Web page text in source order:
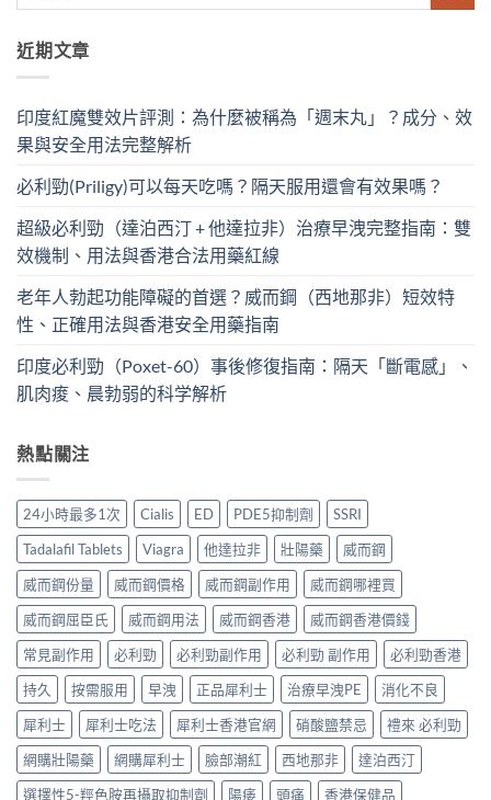
近期文章
印度紅魔雙效片評測：為什麼被稱為「週末丸」？成分、效
果與安全用法完整解析
必利勁(Priligy)可以每天吃嗎？隔天服用還會有效果嗎？
超級必利勁（達泊西汀 + 他達拉非）治療早洩完整指南：雙
效機制、用法與香港合法用藥紅線
老年人勃起功能障礙的首選？威而鋼（西地那非）短效特
性、正確用法與香港安全用藥指南
印度必利勁（Poxet-60）事後修復指南：隔天「斷電感」、
肌肉痠、晨勃弱的科学解析
熱點關注
24小時最多1次 Cialis ED PDE5抑制劑
SSRI
Tadalafil Tablets
Viagra 他達拉非 壯陽藥
威而鋼
威而鋼份量
威而鋼價格 威而鋼副作用
威而鋼哪裡買
威而鋼屈臣氏
威而鋼用法 威而鋼香港
威而鋼香港價錢
常見副作用
必利勁 必利勁副作用 必利勁 副作用
必利勁香港
持久
按需服用 早洩 正品犀利士 治療早洩PE
消化不良
犀利士
犀利士吃法 犀利士香港官網 硝酸鹽禁忌
禮來 必利勁
網購壯陽藥
網購犀利士 臉部潮紅 西地那非
達泊西汀
選擇性5-羥色胺再攝取抑制劑
陽痿 頭痛 香港保健品